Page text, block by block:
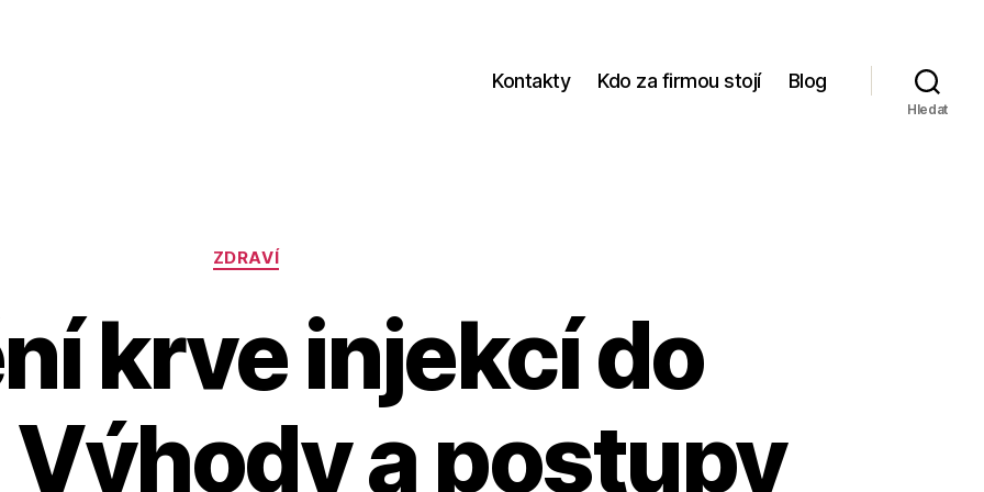
Kontakty Kdo za firmou stojí Blog
Hledat
Rubriky
ZDRAVÍ
krve injekcí do
a postupy